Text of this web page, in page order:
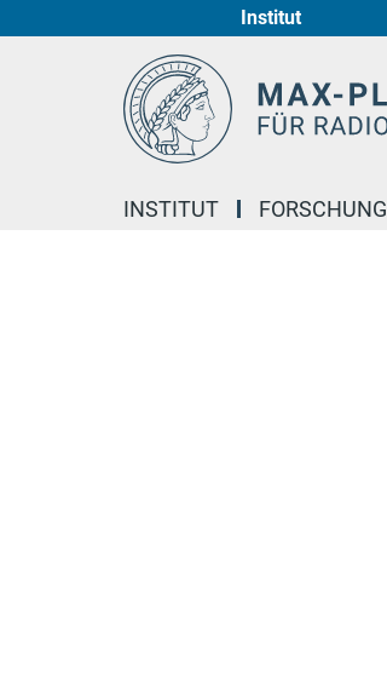
Institut
INSTITUT FORSCHUNG